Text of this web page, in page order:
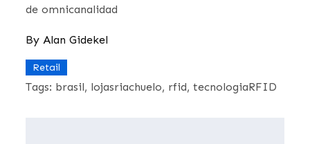
de omnicanalidad
By Alan Gidekel
Retail
Tags: brasil lojasriachuelo rfid tecnologiaRFID